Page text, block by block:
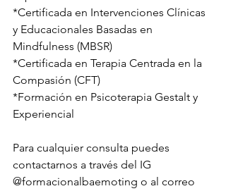
*Certificada en Intervenciones Clínicas
y Educacionales Basadas en
Mindfulness (MBSR)
*Certificada en Terapia Centrada en la
Compasión (CFT)
*Formación en Psicoterapia Gestalt y
Experiencial
Para cualquier consulta puedes
contactarnos a través del IG
@formacionalbaemoting o al correo